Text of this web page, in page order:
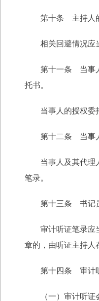
第十条 主持人的
相关回避情况应当
第十一条 当事人
托书。
当事人的授权委托
第十二条 当事人
当事人及其代理人
笔录。
第十三条 书记员
审计听证笔录应当
章的，由听证主持人
第十四条 审计听
（一）审计听证会